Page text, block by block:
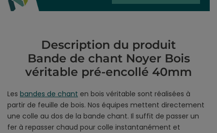
Description du produit
Bande de chant Noyer Bois
véritable pré-encollé 40mm
Les bandes de chant en bois véritable sont réalisées à
partir de feuille de bois. Nos équipes mettent directement
une colle au dos de la bande chant. Il suffit de passer un
fer à repasser chaud pour colle instantanément et